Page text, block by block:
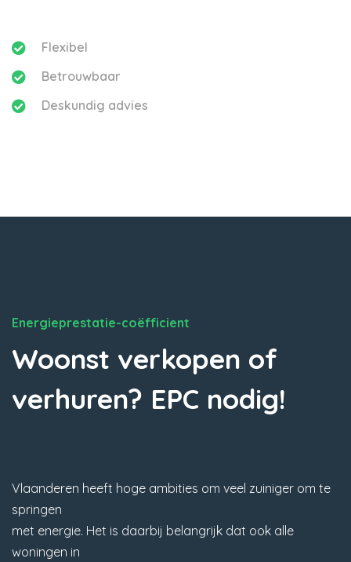
Flexibel
Betrouwbaar
Deskundig advies
Energieprestatie-coëfficient
Woonst verkopen of
verhuren? EPC nodig!
Vlaanderen heeft hoge ambities om veel zuiniger om te
springen
met energie. Het is daarbij belangrijk dat ook alle
woningen in